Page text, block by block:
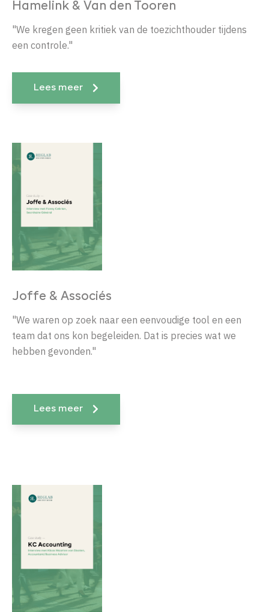
Hamelink & Van den Tooren
"We kregen geen kritiek van de toezichthouder tijdens
een controle."
Lees meer
Joffe & Associés
"We waren op zoek naar een eenvoudige tool en een
team dat ons kon begeleiden. Dat is precies wat we
hebben gevonden."
Lees meer